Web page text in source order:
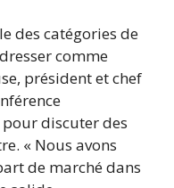
des catégories de
comme
président et chef
discuter des
« Nous avons
de marché dans